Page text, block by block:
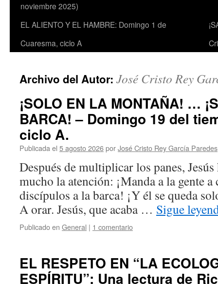
noviembre 2025)
EL ALIENTO Y EL HAMBRE: Domingo 1 de
Cuaresma, ciclo A
Archivo del Autor: José Cristo Rey
¡SOLO EN LA MONTAÑA! …
BARCA! – Domingo 19 del
ciclo A.
Publicada el 5 agosto 2026porJosé Cristo Rey García Paredes
Después de multiplicar los panes,
mucho la atención: ¡Manda a la gente
discípulos a la barca! ¡Y él se queda
A orar. Jesús, que acaba … Sigue
Publicado en General | 1 comentario
EL RESPETO EN “LA
ESPÍRITU”: Una lectura de